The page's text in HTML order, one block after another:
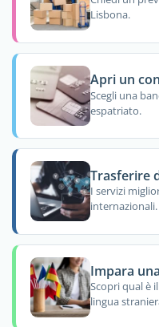
Lisbona.
Apri un
Scegli una
espatriato.
Trasferire
I servizi
internazionali.
Impara
Scopri qual è
lingua